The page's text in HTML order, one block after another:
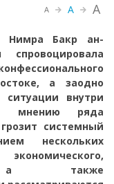
A A A
Нимра Бакр ан-
а заодно
внутри
мнению ряда
системный
нескольких
а также